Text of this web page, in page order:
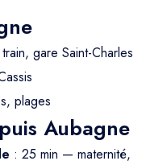
gare Saint-Charles
plages
Aubagne
: 25 min — maternité,